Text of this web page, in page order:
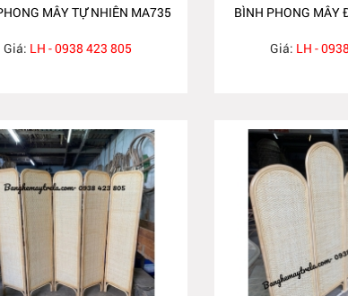
MÂY TỰ NHIÊN MA735
Giá: LH - 0938 423 805
BÌNH PHONG MÂY
Giá: LH -